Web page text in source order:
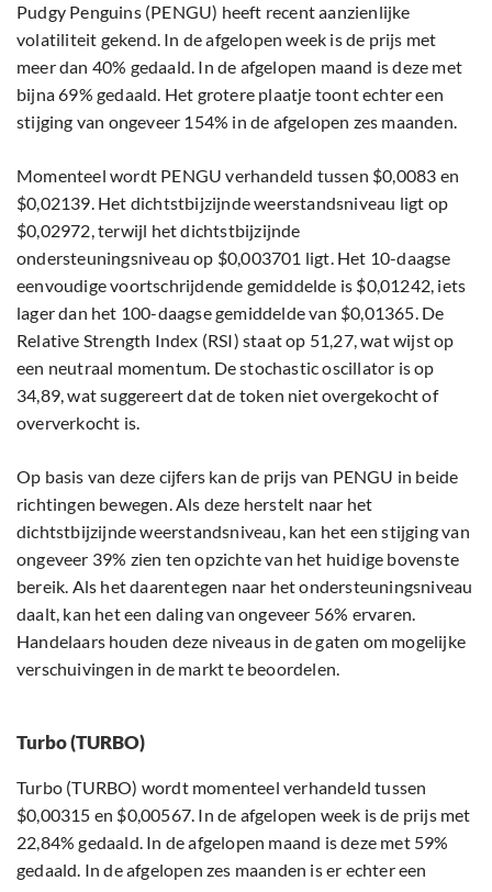
Pudgy Penguins (PENGU) heeft recent aanzienlijke
volatiliteit gekend. In de afgelopen week is de prijs met
meer dan 40% gedaald. In de afgelopen maand is deze met
bijna 69% gedaald. Het grotere plaatje toont echter een
stijging van ongeveer 154% in de afgelopen zes maanden.
Momenteel wordt PENGU verhandeld tussen $0,0083 en
$0,02139. Het dichtstbijzijnde weerstandsniveau ligt op
$0,02972, terwijl het dichtstbijzijnde
ondersteuningsniveau op $0,003701 ligt. Het 10-daagse
eenvoudige voortschrijdende gemiddelde is $0,01242, iets
lager dan het 100-daagse gemiddelde van $0,01365. De
Relative Strength Index (RSI) staat op 51,27, wat wijst op
een neutraal momentum. De stochastic oscillator is op
34,89, wat suggereert dat de token niet overgekocht of
oververkocht is.
Op basis van deze cijfers kan de prijs van PENGU in beide
richtingen bewegen. Als deze herstelt naar het
dichtstbijzijnde weerstandsniveau, kan het een stijging van
ongeveer 39% zien ten opzichte van het huidige bovenste
bereik. Als het daarentegen naar het ondersteuningsniveau
daalt, kan het een daling van ongeveer 56% ervaren.
Handelaars houden deze niveaus in de gaten om mogelijke
verschuivingen in de markt te beoordelen.
Turbo (TURBO)
Turbo (TURBO) wordt momenteel verhandeld tussen
$0,00315 en $0,00567. In de afgelopen week is de prijs met
22,84% gedaald. In de afgelopen maand is deze met 59%
gedaald. In de afgelopen zes maanden is er echter een